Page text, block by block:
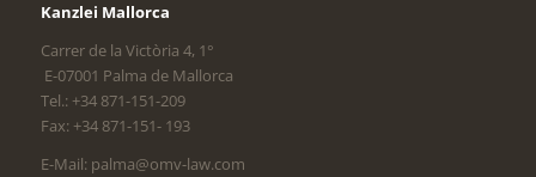
Kanzlei Mallorca
Carrer de la Victòria 4, 1°
E-07001 Palma de Mallorca
Tel.: +34 871-151-209
Fax: +34 871-151- 193
E-Mail: palma@omv-law.com